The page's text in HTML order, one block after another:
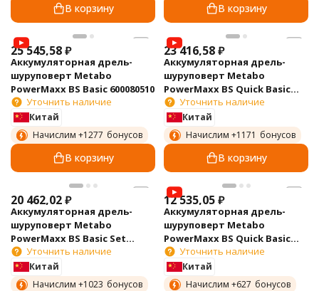
В корзину В корзину
25 545,58₽
Аккумуляторная дрель-
шуруповерт Metabo
PowerMaxx BS Basic 600080510
Уточнить наличие
Китай
Начислим +1277 бонусов
В корзину
23 416,58₽
Аккумуляторная дрель-
шуруповерт Metabo
PowerMaxx BS Quick Basic
600156500
Уточнить наличие
Китай
Начислим +1171 бонусов
В корзину
20 462,02₽
Аккумуляторная дрель-
шуруповерт Metabo
PowerMaxx BS Basic Set
600080880
Уточнить наличие
Китай
Начислим +1023 бонусов
12 535,05₽
Аккумуляторная дрель-
шуруповерт Metabo
PowerMaxx BS Quick Basic
600156890
Уточнить наличие
Китай
Начислим +627 бонусов